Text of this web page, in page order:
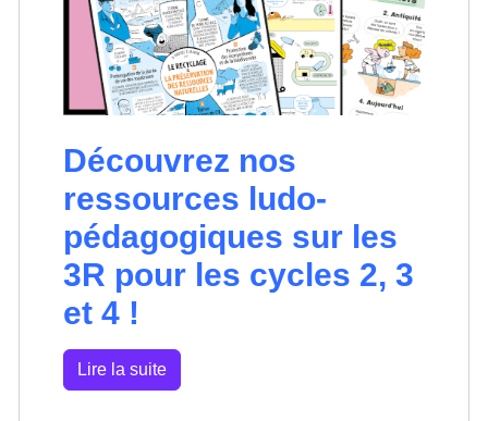
Découvrez nos
ressources ludo-
pédagogiques sur les
3R pour les cycles 2, 3
et 4 !
Lire la suite